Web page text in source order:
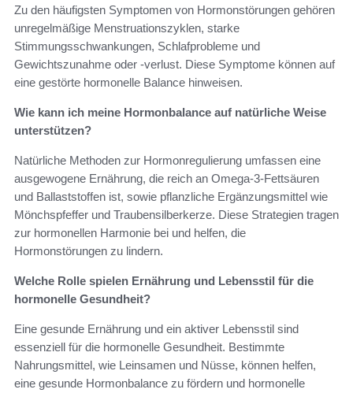
Zu den häufigsten Symptomen von Hormonstörungen gehören
unregelmäßige Menstruationszyklen, starke
Stimmungsschwankungen, Schlafprobleme und
Gewichtszunahme oder -verlust. Diese Symptome können auf
eine gestörte hormonelle Balance hinweisen.
Wie kann ich meine Hormonbalance auf natürliche Weise
unterstützen?
Natürliche Methoden zur Hormonregulierung umfassen eine
ausgewogene Ernährung, die reich an Omega-3-Fettsäuren
und Ballaststoffen ist, sowie pflanzliche Ergänzungsmittel wie
Mönchspfeffer und Traubensilberkerze. Diese Strategien tragen
zur hormonellen Harmonie bei und helfen, die
Hormonstörungen zu lindern.
Welche Rolle spielen Ernährung und Lebensstil für die
hormonelle Gesundheit?
Eine gesunde Ernährung und ein aktiver Lebensstil sind
essenziell für die hormonelle Gesundheit. Bestimmte
Nahrungsmittel, wie Leinsamen und Nüsse, können helfen,
eine gesunde Hormonbalance zu fördern und hormonelle